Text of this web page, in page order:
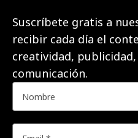
Suscríbete gratis a
recibir cada día el
creatividad,
comunicación.